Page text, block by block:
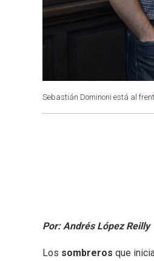
Sebastián Dominoni está al
Por: Andrés López Reilly
Los sombreros que